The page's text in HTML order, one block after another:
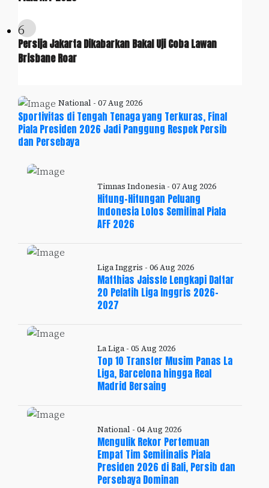
6
Persija Jakarta Dikabarkan Bakal Uji Coba Lawan
Brisbane Roar
National - 07 Aug 2026
Sportivitas di Tengah Tenaga yang Terkuras, Final
Piala Presiden 2026 Jadi Panggung Respek Persib
dan Persebaya
Timnas Indonesia - 07 Aug 2026
Hitung-Hitungan Peluang
Indonesia Lolos Semifinal Piala
AFF 2026
Liga Inggris - 06 Aug 2026
Matthias Jaissle Lengkapi Daftar
20 Pelatih Liga Inggris 2026-
2027
La Liga - 05 Aug 2026
Top 10 Transfer Musim Panas La
Liga, Barcelona hingga Real
Madrid Bersaing
National - 04 Aug 2026
Mengulik Rekor Pertemuan
Empat Tim Semifinalis Piala
Presiden 2026 di Bali, Persib dan
Persebaya Dominan